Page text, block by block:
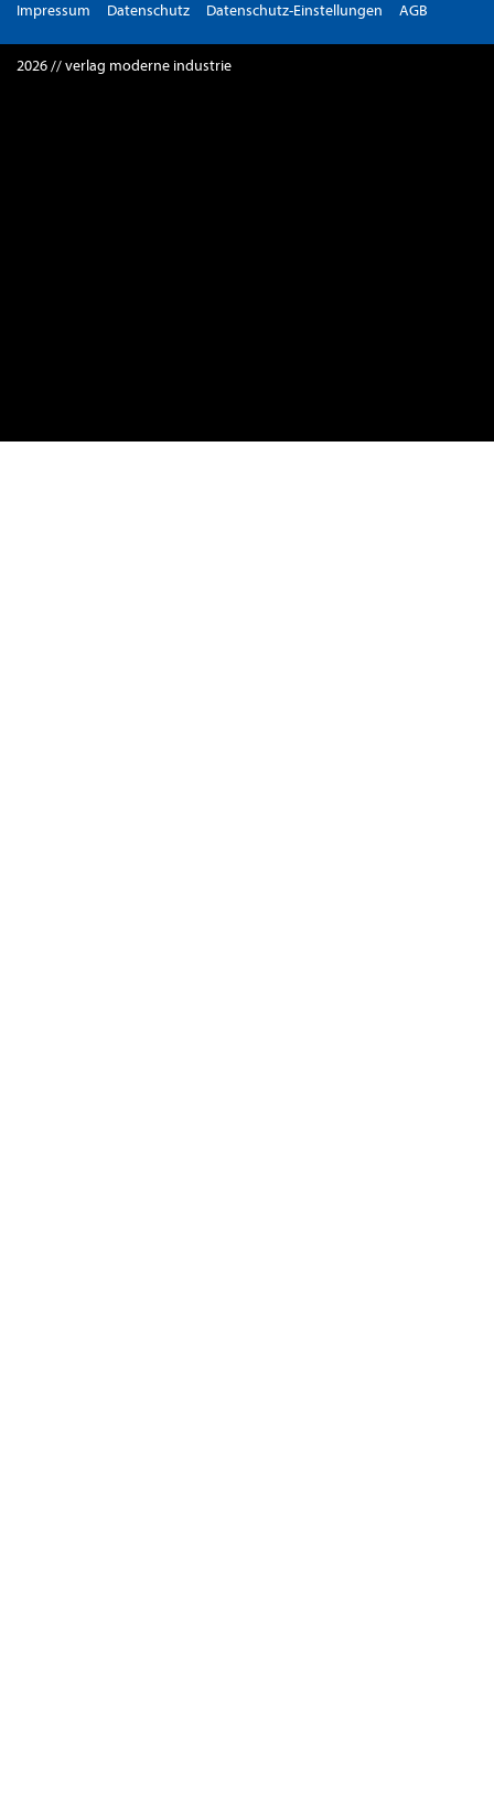
Impressum Datenschutz Datenschutz-Einstellungen AGB
2026 // verlag moderne industrie